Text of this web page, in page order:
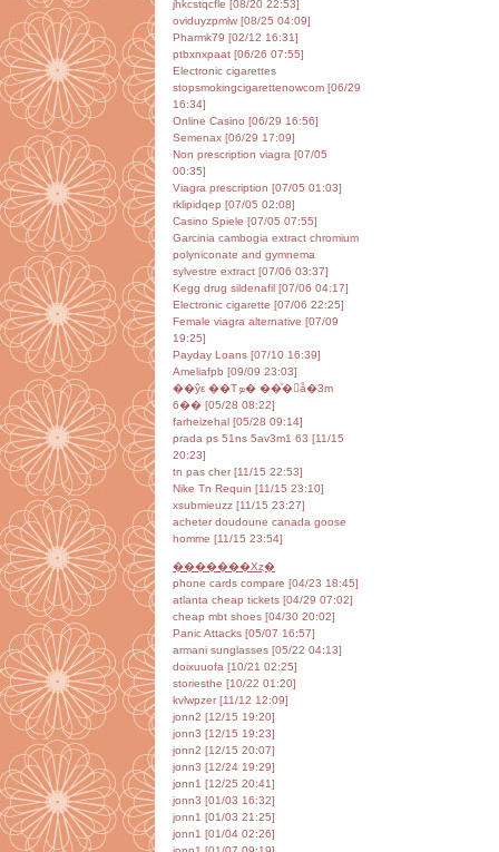
jhkcstqcfle [08/20 22:53]
oviduyzpmlw [08/25 04:09]
Pharmk79 [02/12 16:31]
ptbxnxpaat [06/26 07:55]
Electronic cigarettes
stopsmokingcigarettenowcom [06/29
16:34]
Online Casino [06/29 16:56]
Semenax [06/29 17:09]
Non prescription viagra [07/05
00:35]
Viagra prescription [07/05 01:03]
rklipidqep [07/05 02:08]
Casino Spiele [07/05 07:55]
Garcinia cambogia extract chromium
polyniconate and gymnema
sylvestre extract [07/06 03:37]
Kegg drug sildenafil [07/06 04:17]
Electronic cigarette [07/06 22:25]
Female viagra alternative [07/09
19:25]
Payday Loans [07/10 16:39]
Ameliafpb [09/09 23:03]
��ŷε ��Τܤ� ��ͦ�񥻥å�3m
6�� [05/28 08:22]
farheizehal [05/28 09:14]
prada ps 51ns 5av3m1 63 [11/15
20:23]
tn pas cher [11/15 22:53]
Nike Tn Requin [11/15 23:10]
xsubmieuzz [11/15 23:27]
acheter doudoune canada goose
homme [11/15 23:54]
�������Хȥ�
phone cards compare [04/23 18:45]
atlanta cheap tickets [04/29 07:02]
cheap mbt shoes [04/30 20:02]
Panic Attacks [05/07 16:57]
armani sunglasses [05/22 04:13]
doixuuofa [10/21 02:25]
storiesthe [10/22 01:20]
kvlwpzer [11/12 12:09]
jonn2 [12/15 19:20]
jonn3 [12/15 19:23]
jonn2 [12/15 20:07]
jonn3 [12/24 19:29]
jonn1 [12/25 20:41]
jonn3 [01/03 16:32]
jonn1 [01/03 21:25]
jonn1 [01/04 02:26]